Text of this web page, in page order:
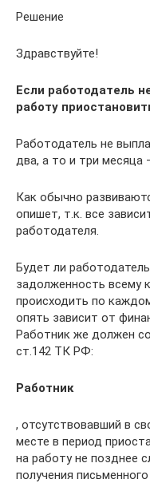
Решение
Здравствуйте!
Если работодатель
работу
Работодатель не
два, а то и три месяца
Как обычно
опишет, т.к. все
работодателя.
Будет ли
задолженность всему
происходить по
опять зависит от
Работник же должен
ст.142 ТК РФ:
Работник
, отсутствовавший в
месте в период
на работу не позднее
получения